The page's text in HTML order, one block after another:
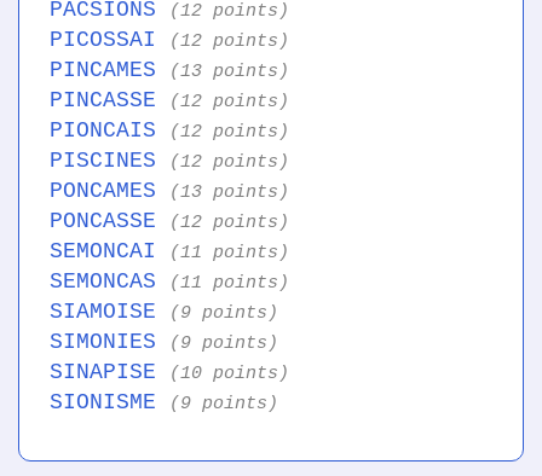
PACSIONS (12 points)
PICOSSAI (12 points)
PINCAMES (13 points)
PINCASSE (12 points)
PIONCAIS (12 points)
PISCINES (12 points)
PONCAMES (13 points)
PONCASSE (12 points)
SEMONCAI (11 points)
SEMONCAS (11 points)
SIAMOISE (9 points)
SIMONIES (9 points)
SINAPISE (10 points)
SIONISME (9 points)